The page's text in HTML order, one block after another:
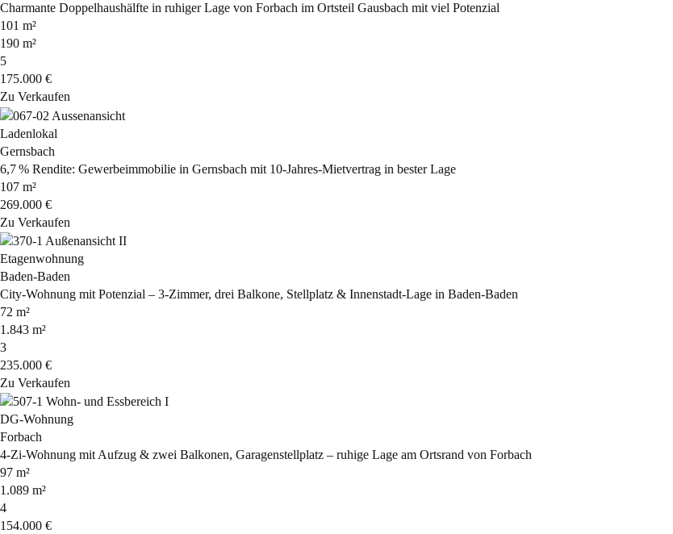
Charmante Doppelhaushälfte in ruhiger Lage von Forbach im Ortsteil Gausbach mit viel Potenzial
101 m²
190 m²
5
175.000 €
Zu Verkaufen
Ladenlokal
Gernsbach
6,7 % Rendite: Gewerbeimmobilie in Gernsbach mit 10-Jahres-Mietvertrag in bester Lage
107 m²
269.000 €
Zu Verkaufen
Etagenwohnung
Baden-Baden
City-Wohnung mit Potenzial – 3-Zimmer, drei Balkone, Stellplatz & Innenstadt-Lage in Baden-Baden
72 m²
1.843 m²
3
235.000 €
Zu Verkaufen
DG-Wohnung
Forbach
4-Zi-Wohnung mit Aufzug & zwei Balkonen, Garagenstellplatz – ruhige Lage am Ortsrand von Forbach
97 m²
1.089 m²
4
154.000 €